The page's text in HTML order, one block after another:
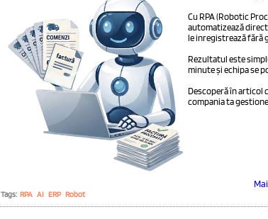
Cu RPA (Robotic
automatizează
le inregistrează fără
Rezultatul este
minute și echipa se
Descoperă în articol
compania ta
Tags: RPA AI ERP Robot